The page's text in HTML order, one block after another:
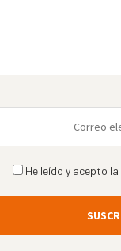
He leído y acepto la